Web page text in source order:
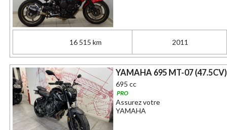
16 515 km 2011
YAMAHA 695 MT-07 (47.5CV)
695 cc
PRO
Assurez votre
YAMAHA